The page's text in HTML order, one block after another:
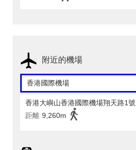
附近的機場
香港國際機場
香港大嶼山香港國際機場翔天路1號
距離 9,260m